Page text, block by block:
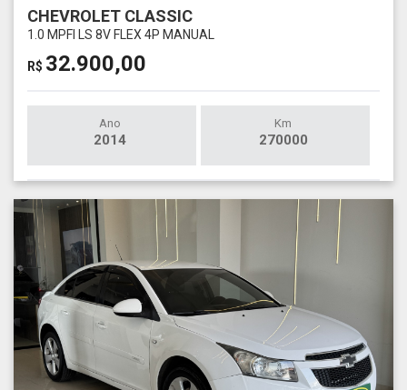
CHEVROLET CLASSIC
1.0 MPFI LS 8V FLEX 4P MANUAL
R$ 32.900,00
Ano
2014
Km
270000